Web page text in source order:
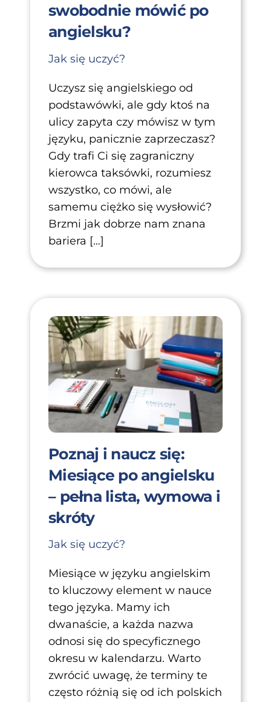
swobodnie mówić po
angielsku?
Jak się uczyć?
Uczysz się angielskiego od
podstawówki, ale gdy ktoś na
ulicy zapyta czy mówisz w tym
języku, panicznie zaprzeczasz?
Gdy trafi Ci się zagraniczny
kierowca taksówki, rozumiesz
wszystko, co mówi, ale
samemu ciężko się wysłowić?
Brzmi jak dobrze nam znana
bariera […]
Poznaj i naucz się:
Miesiące po angielsku
– pełna lista, wymowa i
skróty
Jak się uczyć?
Miesiące w języku angielskim
to kluczowy element w nauce
tego języka. Mamy ich
dwanaście, a każda nazwa
odnosi się do specyficznego
okresu w kalendarzu. Warto
zwrócić uwagę, że terminy te
często różnią się od ich polskich